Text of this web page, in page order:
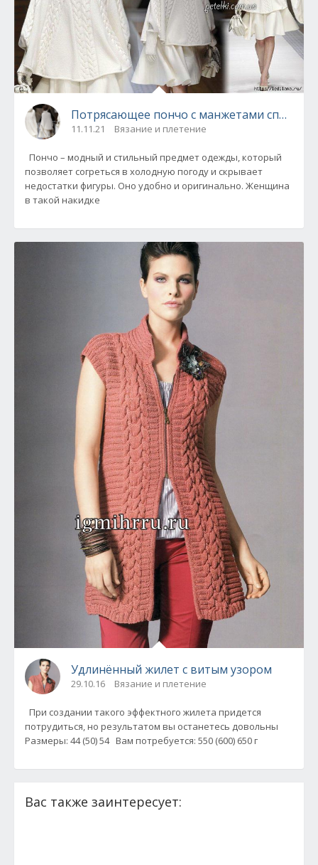
Потрясающее пончо с манжетами спицами
11.11.21 Вязание и плетение
Пончо – модный и стильный предмет одежды, который
позволяет согреться в холодную погоду и скрывает
недостатки фигуры. Оно удобно и оригинально. Женщина
в такой накидке
Удлинённый жилет с витым узором
29.10.16 Вязание и плетение
При создании такого эффектного жилета придется
потрудиться, но результатом вы останетесь довольны
Размеры: 44 (50) 54 Вам потребуется: 550 (600) 650 г
Вас также заинтересует: